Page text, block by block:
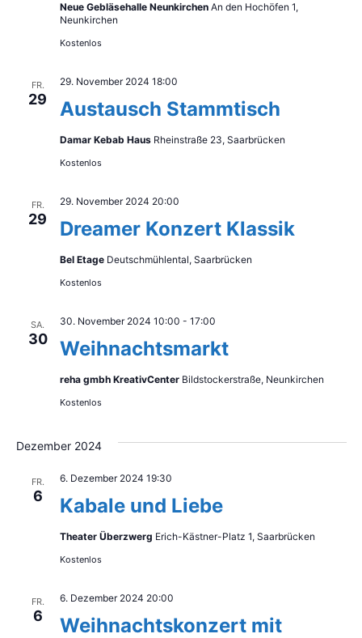
Neue Gebläsehalle Neunkirchen An den Hochöfen 1,
Neunkirchen
Kostenlos
FR.
29 Austausch Stammtisch
29. November 2024 18:00
Damar Kebab Haus Rheinstraße 23, Saarbrücken
Kostenlos
FR.
29 Dreamer Konzert Klassik
29. November 2024 20:00
Bel Etage Deutschmühlental, Saarbrücken
Kostenlos
SA.
30 Weihnachtsmarkt
30. November 2024 10:00 - 17:00
reha gmbh KreativCenter Bildstockerstraße, Neunkirchen
Kostenlos
Dezember 2024
FR.
6 Kabale und Liebe
6. Dezember 2024 19:30
Theater Überzwerg Erich-Kästner-Platz 1, Saarbrücken
Kostenlos
FR.
6
Weihnachtskonzert mit
6. Dezember 2024 20:00